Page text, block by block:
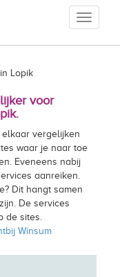
Toggle
Lopik
voor
elkaar vergelijken
waar je naar toe
Eveneens nabij
aanreiken.
Dit hangt samen
De services
de sites.
Winsum